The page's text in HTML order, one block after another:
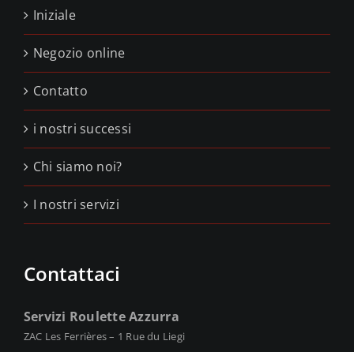
Iniziale
Negozio online
Contatto
i nostri successi
Chi siamo noi?
I nostri servizi
Contattaci
Servizi Roulette Azzurra
ZAC Les Ferrières – 1 Rue du Liegi